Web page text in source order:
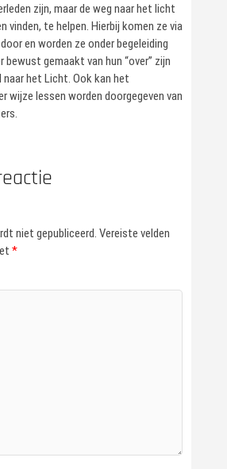
zijn, maar de weg naar het licht
vinden, te helpen. Hierbij komen ze via
en worden ze onder begeleiding
bewust gemaakt van hun “over” zijn
het Licht. Ook kan het
wijze lessen worden doorgegeven van
niet gepubliceerd. Vereiste velden
*